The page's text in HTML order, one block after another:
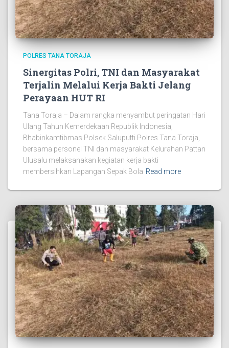
POLRES TANA TORAJA
Sinergitas Polri, TNI dan Masyarakat
Terjalin Melalui Kerja Bakti Jelang
Perayaan HUT RI
Tana Toraja – Dalam rangka menyambut peringatan Hari
Ulang Tahun Kemerdekaan Republik Indonesia,
Bhabinkamtibmas Polsek Saluputti Polres Tana Toraja,
bersama personel TNI dan masyarakat Kelurahan Pattan
Ulusalu melaksanakan kegiatan kerja bakti
membersihkan Lapangan Sepak Bola Read more